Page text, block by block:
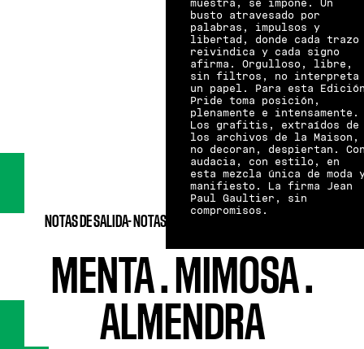
muestra, se impone. Un
busto atravesado por
palabras, impulsos y
libertad, donde cada trazo
reivindica y cada signo
afirma. Orgulloso, libre,
sin filtros, no interpreta
un papel. Para esta
Pride toma posición,
plenamente e intensamente.
Los grafitis, extraídos de
los archivos de la Maison,
no decoran, despiertan.
audacia, con estilo, en
esta mezcla única de moda
manifiesto. La firma Jean
Paul Gaultier, sin
compromisos.
NOTAS DE SALIDA- NOTAS DE CORAZÓN-
MENTA. MIMOSA.
ALMENDRA